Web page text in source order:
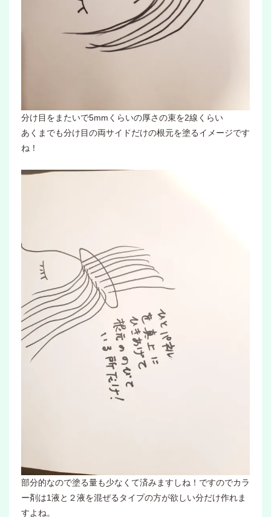
分け目をまたいで5mmくらいの厚さの束を2線くらい
あくまでも分け目の両サイドだけの根元を塗るイメージです
ね！
部分的なので塗る量も少なくて済みますしね！ですのでカラ
ー剤は1液と２液を混ぜるタイプの方が欲しい分だけ作れま
すよね。